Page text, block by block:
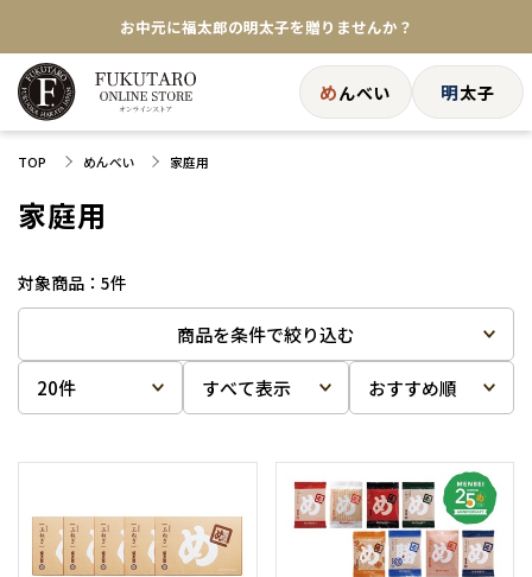
お中元に福太郎の明太子を贈りませんか？
★めんべい25周年記念商品が登場★
【色々な味を試したい方へ】ポストイン！めんべい
めんべい 明太子
TOP めんべい 家庭用
家庭用
商品を条件で絞り込む
5件